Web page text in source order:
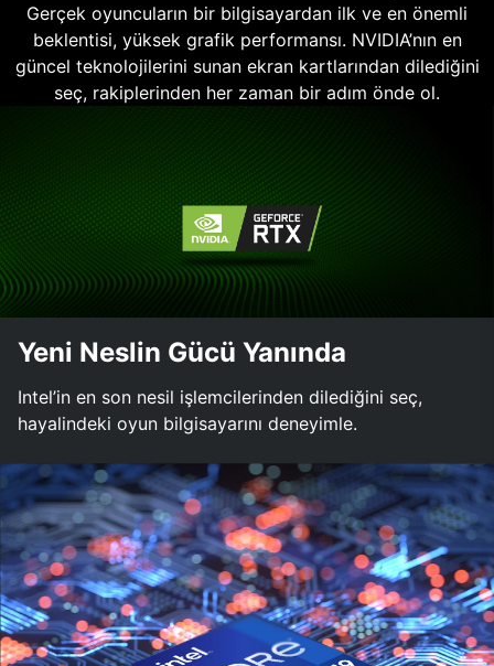
Gerçek oyuncuların bir bilgisayardan ilk ve en önemli
beklentisi, yüksek grafik performansı. NVIDIA’nın en
güncel teknolojilerini sunan ekran kartlarından dilediğini
seç, rakiplerinden her zaman bir adım önde ol.
Yeni Neslin Gücü Yanında
Intel’in en son nesil işlemcilerinden dilediğini seç,
hayalindeki oyun bilgisayarını deneyimle.